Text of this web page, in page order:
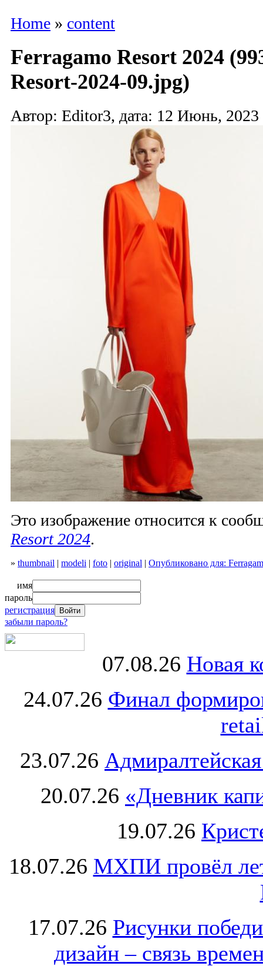
Home » content
Ferragamo Resort 2024
Resort-2024-09.jpg)
Автор: Editor3, дата: 12 Июнь, 2023
Это изображение относится к
Resort 2024.
» thumbnail | modeli | foto | original | Опубликовано для:
имя
пароль
регистрация
забыли пароль?
07.08.26 Новая
24.07.26 Финал
23.07.26
20.07.26 «Дневник
19.07.26
18.07.26 МХПИ провёл
17.07.26 Рисунки
дизайн – связь